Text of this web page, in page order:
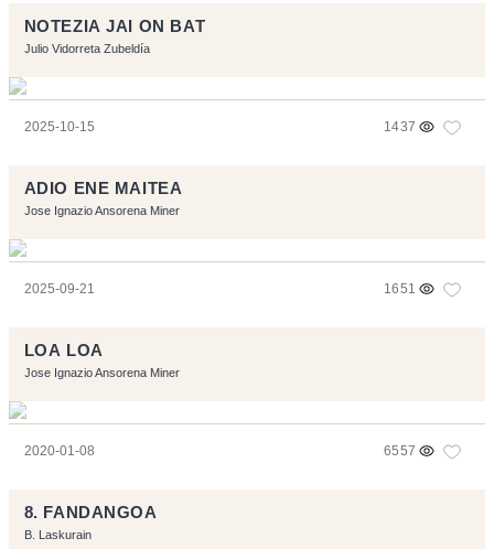
NOTEZIA JAI ON BAT
Julio Vidorreta Zubeldía
2025-10-15 1437
ADIO ENE MAITEA
Jose Ignazio Ansorena Miner
2025-09-21 1651
LOA LOA
Jose Ignazio Ansorena Miner
2020-01-08 6557
8. FANDANGOA
B. Laskurain